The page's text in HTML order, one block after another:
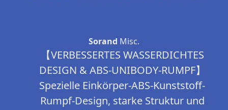
Sorand Misc.
【VERBESSERTES WASSERDICHTES
DESIGN & ABS-UNIBODY-RUMPF】
Spezielle Einkörper-ABS-Kunststoff-
Rumpf-Design, starke Struktur und